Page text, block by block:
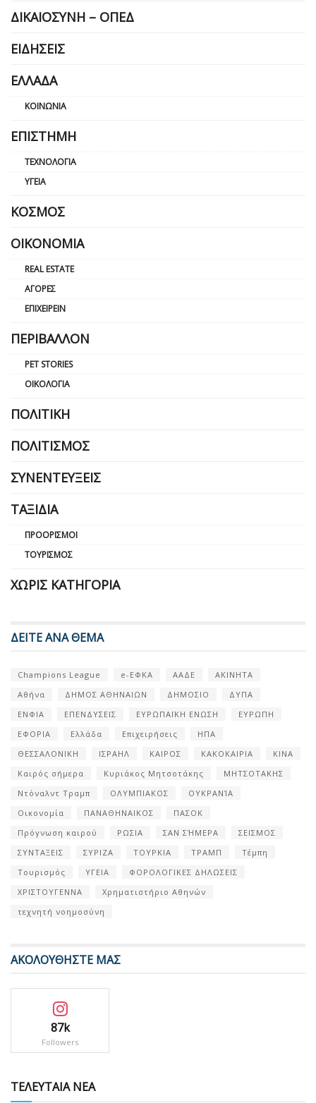
ΔΙΚΑΙΟΣΎΝΗ – ΟΠΕΔ
ΕΙΔΉΣΕΙΣ
ΕΛΛΆΔΑ
ΚΟΙΝΩΝΊΑ
ΕΠΙΣΤΉΜΗ
ΤΕΧΝΟΛΟΓΊΑ
ΥΓΕΊΑ
ΚΌΣΜΟΣ
ΟΙΚΟΝΟΜΊΑ
REAL ESTATE
ΑΓΟΡΈΣ
ΕΠΙΧΕΙΡΕΊΝ
ΠΕΡΙΒΆΛΛΟΝ
PET STORIES
ΟΙΚΟΛΟΓΊΑ
ΠΟΛΙΤΙΚΉ
ΠΟΛΙΤΙΣΜΌΣ
ΣΥΝΕΝΤΕΎΞΕΙΣ
ΤΑΞΊΔΙΑ
ΠΡΟΟΡΙΣΜΟΊ
ΤΟΥΡΙΣΜΌΣ
ΧΩΡΊΣ ΚΑΤΗΓΟΡΊΑ
ΔΕΙΤΕ ΑΝΑ ΘΕΜΑ
Champions League e-ΕΦΚΑ ΑΑΔΕ
ΑΚΙΝΗΤΑ
Αθήνα
ΔΗΜΟΣ ΑΘΗΝΑΙΩΝ ΔΗΜΟΣΙΟ
ΔΥΠΑ
ΕΝΦΙΑ
ΕΠΕΝΔΥΣΕΙΣ ΕΥΡΩΠΑΪΚΗ ΕΝΩΣΗ
ΕΥΡΩΠΗ
ΕΦΟΡΙΑ
Ελλάδα Επιχειρήσεις
ΗΠΑ
ΘΕΣΣΑΛΟΝΙΚΗ
ΙΣΡΑΗΛ ΚΑΙΡΟΣ ΚΑΚΟΚΑΙΡΙΑ
ΚΙΝΑ
Καιρός σήμερα
Κυριάκος Μητσοτάκης
ΜΗΤΣΟΤΑΚΗΣ
Ντόναλντ Τραμπ
ΟΛΥΜΠΙΑΚΟΣ
ΟΥΚΡΑΝΊΑ
Οικονομία
ΠΑΝΑΘΗΝΑΙΚΟΣ
ΠΑΣΟΚ
Πρόγνωση καιρού
ΡΩΣΙΑ ΣΑΝ ΣΉΜΕΡΑ
ΣΕΙΣΜΟΣ
ΣΥΝΤΑΞΕΙΣ
ΣΥΡΙΖΑ ΤΟΥΡΚΙΑ ΤΡΑΜΠ
Τέμπη
Τουρισμός
ΥΓΕΙΑ
ΦΟΡΟΛΟΓΙΚΕΣ ΔΗΛΩΣΕΙΣ
ΧΡΙΣΤΟΥΓΕΝΝΑ
Χρηματιστήριο Αθηνών
τεχνητή νοημοσύνη
ΑΚΟΛΟΥΘΗΣΤΕ ΜΑΣ
87k
Followers
ΤΕΛΕΥΤΑΙΑ ΝΕΑ